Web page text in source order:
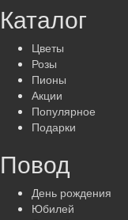
Каталог
Цветы
Розы
Пионы
Акции
Популярное
Подарки
Повод
День рождения
Юбилей